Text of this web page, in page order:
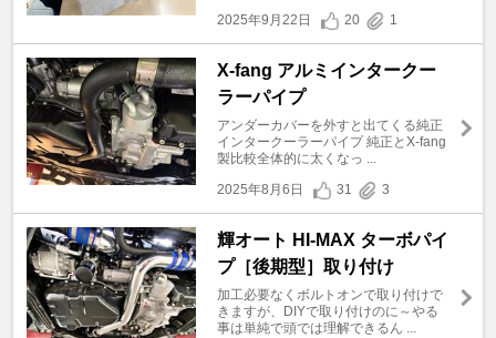
2025年9月22日
20 1
X-fang アルミインタークー
ラーパイプ
アンダーカバーを外すと出てくる純正
インタークーラーパイプ 純正とX-fang
製比較全体的に太くなっ ...
2025年8月6日
31 3
輝オート HI-MAX ターボパイ
プ［後期型］取り付け
加工必要なくボルトオンで取り付けで
きますが、DIYで取り付けのに～やる
事は単純で頭では理解できるん ...